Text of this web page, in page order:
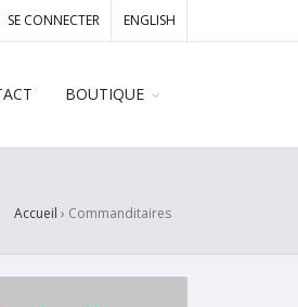
SE CONNECTER ENGLISH
BOUTIQUE
Accueil › Commanditaires